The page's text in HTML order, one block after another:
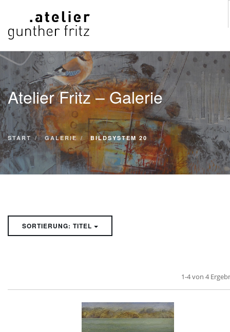
START
WERKE
VITA
KONTAKT
GALERIE
SUCHE
Atelier Fritz – Galerie
START GALERIE BILDSYSTEM 20
SORTIERUNG: TITEL
1-4 von 4